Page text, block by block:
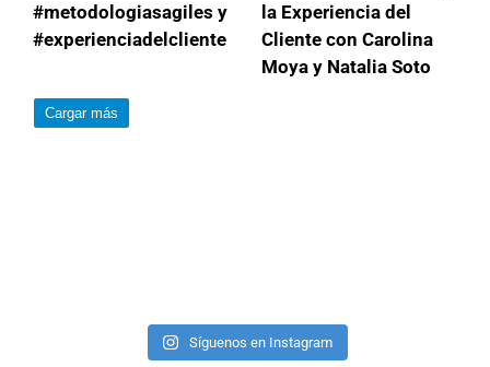
#metodologiasagiles y
#experienciadelcliente
la Experiencia del
Cliente con Carolina
Moya y Natalia Soto
Cargar más
Síguenos en Instagram